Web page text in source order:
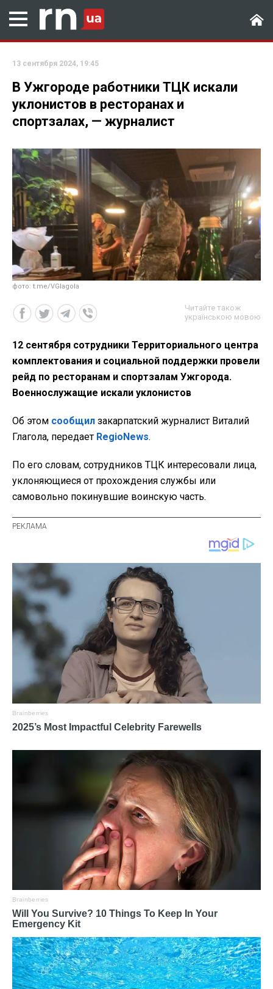
13 сентября 2024, 19:45
В Ужгороде работники ТЦК искали
уклонистов в ресторанах и
спортзалах, — журналист
фото: t.me/VGlagola
Читайте також
українською мовою
12 сентября сотрудники Территориального центра
комплектования и социальной поддержки провели
рейд по ресторанам и спортзалам Ужгорода.
Военнослужащие искали уклонистов
Об этом сообщил закарпатский журналист Виталий
Глагола, передает RegioNews.
По его словам, сотрудников ТЦК интересовали лица,
уклоняющиеся от прохождения службы или
самовольно покинувшие воинскую часть.